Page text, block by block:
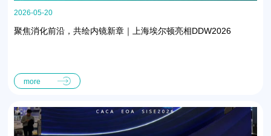
2026-05-20
聚焦消化前沿，共绘内镜新章｜上海埃尔顿亮相DDW2026
more